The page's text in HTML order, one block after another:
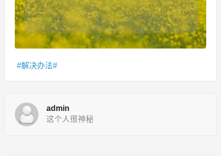
解决办法
admin
这个人很神秘